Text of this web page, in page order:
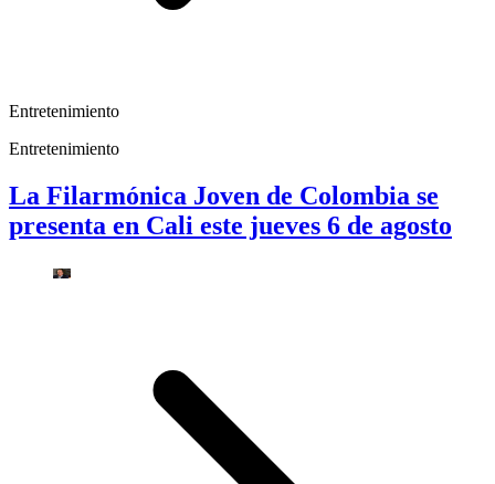
Entretenimiento
Entretenimiento
La Filarmónica Joven de Colombia se
presenta en Cali este jueves 6 de agosto